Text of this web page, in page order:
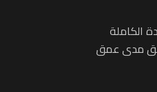
الكاملة
بحق مدى عمق